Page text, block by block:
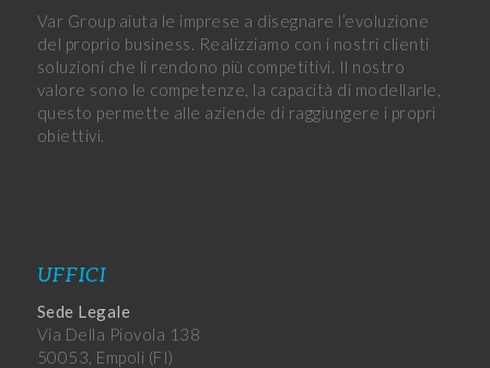
Var Group aiuta le imprese a disegnare l’evoluzione
del proprio business. Realizziamo con i nostri clienti
soluzioni che li rendono più competitivi. Il nostro
valore sono le competenze, la capacità di modellarle,
questo permette alle aziende di raggiungere i propri
obiettivi.
UFFICI
Sede Legale
Via Della Piovola 138
50053, Empoli (FI)